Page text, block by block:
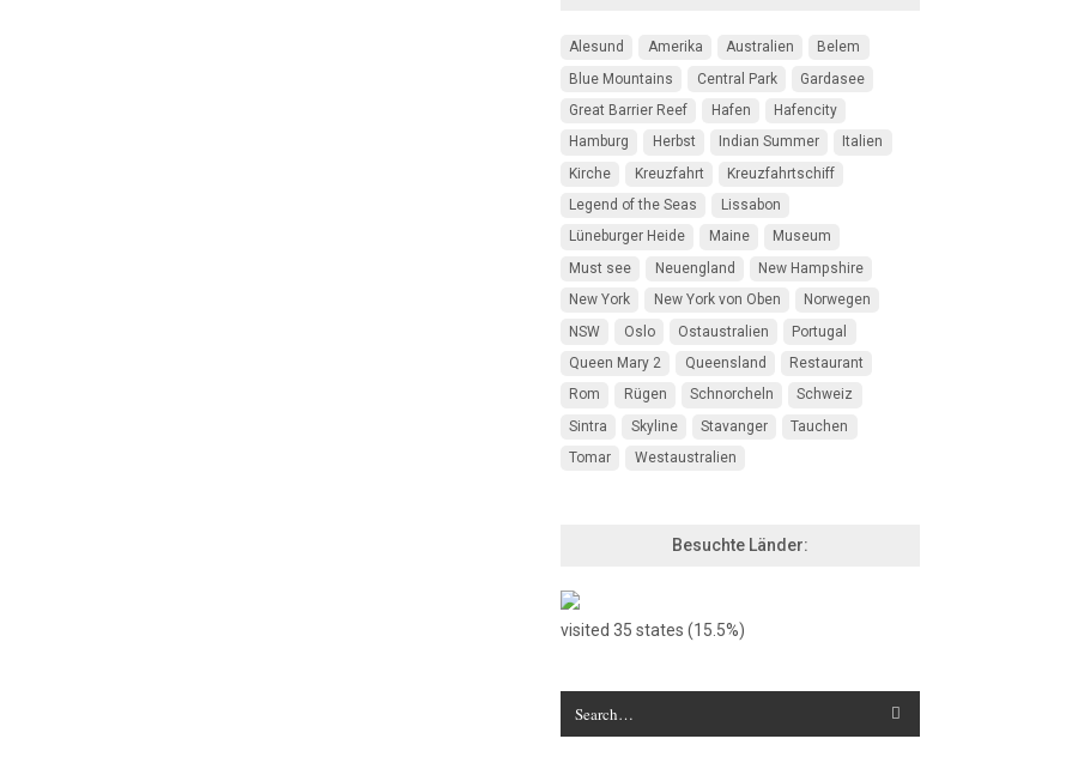
Alesund Amerika Australien
Belem
Blue Mountains
Central Park
Gardasee
Great Barrier Reef
Hafen
Hafencity
Hamburg
Herbst Indian Summer
Italien
Kirche
Kreuzfahrt
Kreuzfahrtschiff
Legend of the Seas
Lissabon
Lüneburger Heide
Maine
Museum
Must see
Neuengland
New Hampshire
New York
New York von Oben
Norwegen
NSW
Oslo Ostaustralien
Portugal
Queen Mary 2
Queensland
Restaurant
Rom
Rügen Schnorcheln
Schweiz
Sintra
Skyline Stavanger
Tauchen
Tomar
Westaustralien
Besuchte Länder:
visited 35 states (15.5%)